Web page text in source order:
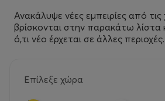
Ανακάλυψε νέες εμπειρίες από
βρίσκονται στην παρακάτω λίστα
ό,τι νέο έρχεται σε άλλες περιοχές.
Επίλεξε χώρα